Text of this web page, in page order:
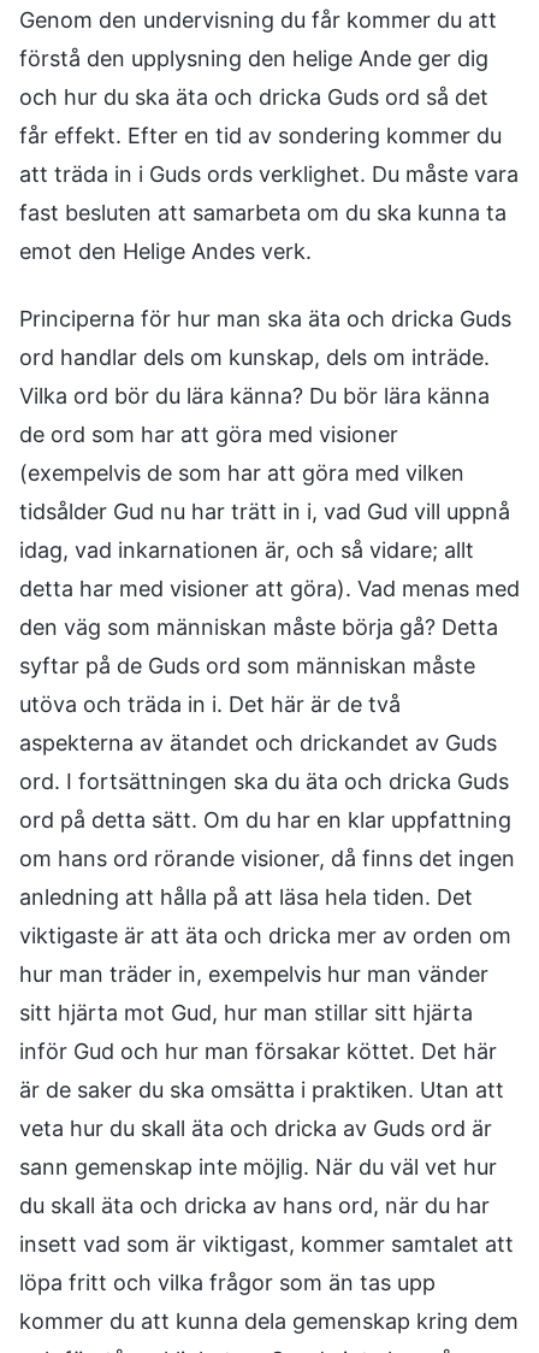
Genom den undervisning du får kommer du att
förstå den upplysning den helige Ande ger dig
och hur du ska äta och dricka Guds ord så det
får effekt. Efter en tid av sondering kommer du
att träda in i Guds ords verklighet. Du måste vara
fast besluten att samarbeta om du ska kunna ta
emot den Helige Andes verk.
Principerna för hur man ska äta och dricka Guds
ord handlar dels om kunskap, dels om inträde.
Vilka ord bör du lära känna? Du bör lära känna
de ord som har att göra med visioner
(exempelvis de som har att göra med vilken
tidsålder Gud nu har trätt in i, vad Gud vill uppnå
idag, vad inkarnationen är, och så vidare; allt
detta har med visioner att göra). Vad menas med
den väg som människan måste börja gå? Detta
syftar på de Guds ord som människan måste
utöva och träda in i. Det här är de två
aspekterna av ätandet och drickandet av Guds
ord. I fortsättningen ska du äta och dricka Guds
ord på detta sätt. Om du har en klar uppfattning
om hans ord rörande visioner, då finns det ingen
anledning att hålla på att läsa hela tiden. Det
viktigaste är att äta och dricka mer av orden om
hur man träder in, exempelvis hur man vänder
sitt hjärta mot Gud, hur man stillar sitt hjärta
inför Gud och hur man försakar köttet. Det här
är de saker du ska omsätta i praktiken. Utan att
veta hur du skall äta och dricka av Guds ord är
sann gemenskap inte möjlig. När du väl vet hur
du skall äta och dricka av hans ord, när du har
insett vad som är viktigast, kommer samtalet att
löpa fritt och vilka frågor som än tas upp
kommer du att kunna dela gemenskap kring dem